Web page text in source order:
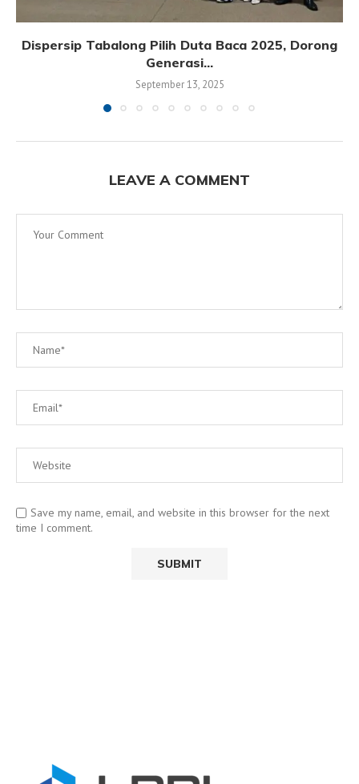
Dispersip Tabalong Pilih Duta Baca 2025, Dorong
Generasi...
September 13, 2025
LEAVE A COMMENT
Save my name, email, and website in this browser for the next
time I comment.